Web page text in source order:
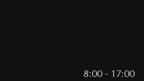
8:00 - 17:00